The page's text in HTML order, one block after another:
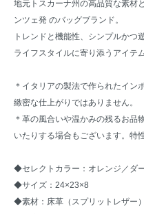
地元トスカーナ州の高品質な素材
ンツェ発 のバッグブランド。
トレンドと機能性、シンプルかつ
ライフスタイルに寄り添うアイテ
＊イタリアの製法で作られたイン
緻密な仕上がりではありません。
＊革の風合いや温かみの残るお品
いたりする場合もございます。特
◆セレクトカラー：オレンジ／ダ
◆サイズ：24×23×8
◆素材：床革（スプリットレザー）